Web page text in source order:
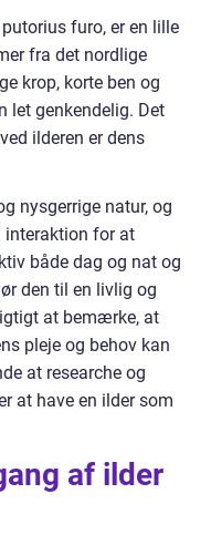
furo, er en lille
fra det nordlige
krop, korte ben og
let genkendelig. Det
ilderen er dens
nysgerrige natur, og
interaktion for at
både dag og nat og
den til en livlig og
at bemærke, at
pleje og behov kan
at researche og
at have en ilder som
af ilder